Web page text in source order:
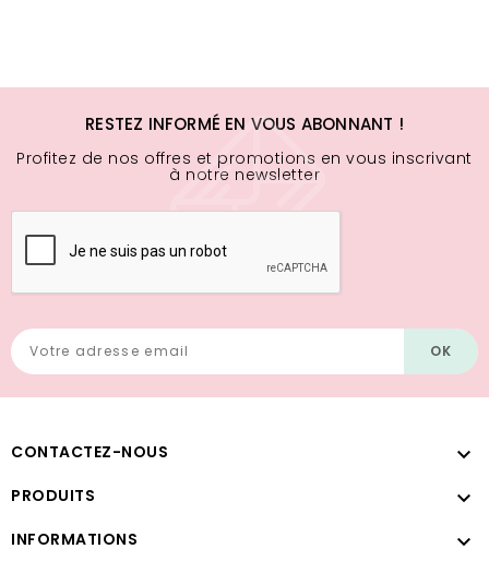
RESTEZ INFORMÉ EN VOUS ABONNANT !
Profitez de nos offres et promotions en vous inscrivant
à notre newsletter
CONTACTEZ-NOUS 
PRODUITS 
INFORMATIONS 